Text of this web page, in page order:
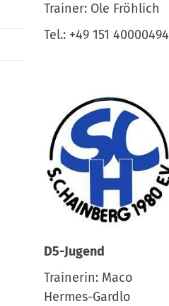
Trainer: Ole Fröhlich
Tel.: +49 151 40000494
D5-Jugend
Trainerin: Maco
Hermes-Gardlo